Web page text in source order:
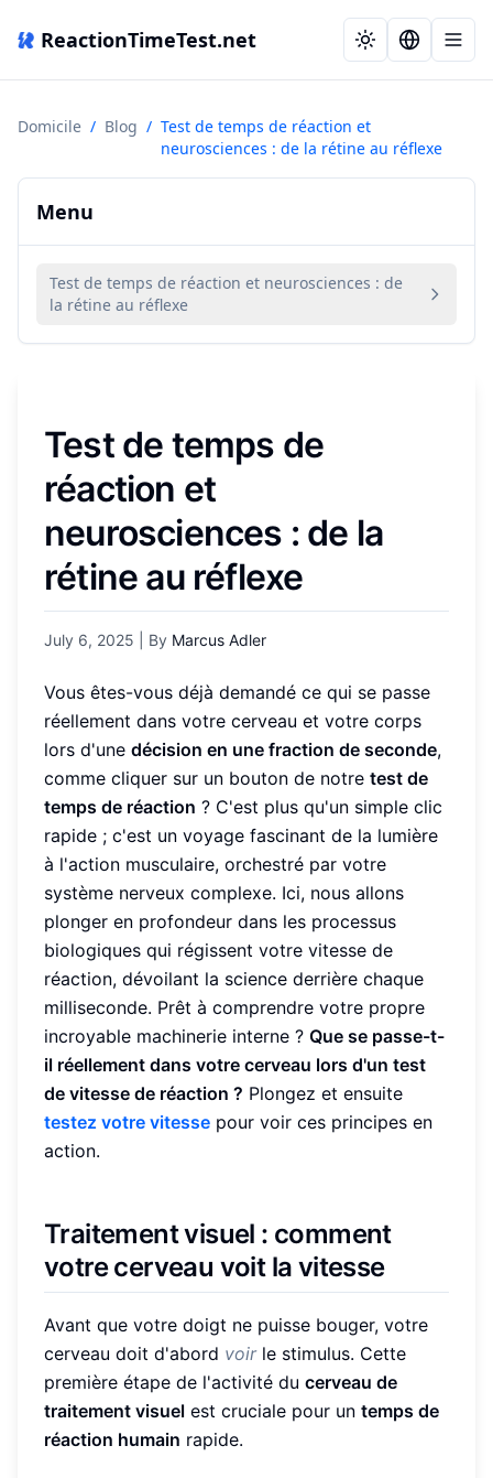
ReactionTimeTest.net
Domicile / Blog / Test de temps de réaction et
neurosciences : de la rétine au réflexe
Menu
Test de temps de réaction et neurosciences : de
la rétine au réflexe
Test de temps de
réaction et
neurosciences : de la
rétine au réflexe
July 6, 2025 | By Marcus Adler
Vous êtes-vous déjà demandé ce qui se passe
réellement dans votre cerveau et votre corps
lors d'une décision en une fraction de seconde,
comme cliquer sur un bouton de notre test de
temps de réaction ? C'est plus qu'un simple clic
rapide ; c'est un voyage fascinant de la lumière
à l'action musculaire, orchestré par votre
système nerveux complexe. Ici, nous allons
plonger en profondeur dans les processus
biologiques qui régissent votre vitesse de
réaction, dévoilant la science derrière chaque
milliseconde. Prêt à comprendre votre propre
incroyable machinerie interne ? Que se passe-t-
il réellement dans votre cerveau lors d'un test
de vitesse de réaction ? Plongez et ensuite
testez votre vitesse pour voir ces principes en
action.
Traitement visuel : comment
votre cerveau voit la vitesse
Avant que votre doigt ne puisse bouger, votre
cerveau doit d'abord voirle stimulus. Cette
première étape de l'activité du cerveau de
traitement visuel est cruciale pour un temps de
réaction humain rapide.